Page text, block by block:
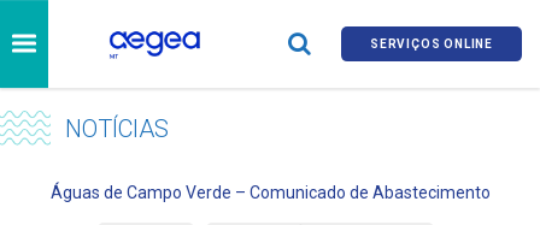
SERVIÇOS ONLINE
NOTÍCIAS
Águas de Campo Verde – Comunicado de Abastecimento